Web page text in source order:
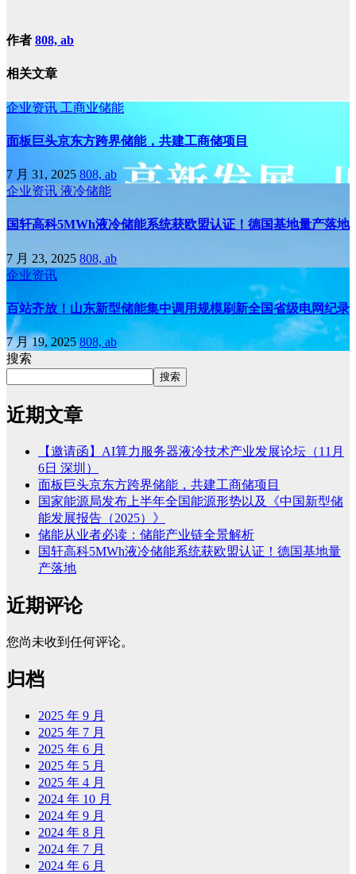
作者 808, ab
相关文章
企业资讯 工商业储能
面板巨头京东方跨界储能，共建工商储项目
7 月 31, 2025 808, ab
企业资讯 液冷储能
国轩高科5MWh液冷储能系统获欧盟认证！德国基地量产落地
7 月 23, 2025 808, ab
企业资讯
百站齐放！山东新型储能集中调用规模刷新全国省级电网纪录
7 月 19, 2025808, ab
搜索
搜索
近期文章
【邀请函】AI算力服务器液冷技术产业发展论坛（11月
6日 深圳）
面板巨头京东方跨界储能，共建工商储项目
国家能源局发布上半年全国能源形势以及《中国新型储
能发展报告（2025）》
储能从业者必读：储能产业链全景解析
国轩高科5MWh液冷储能系统获欧盟认证！德国基地量
产落地
近期评论
您尚未收到任何评论。
归档
2025 年 9 月
2025 年 7 月
2025 年 6 月
2025 年 5 月
2025 年 4 月
2024 年 10 月
2024 年 9 月
2024 年 8 月
2024 年 7 月
2024 年 6 月